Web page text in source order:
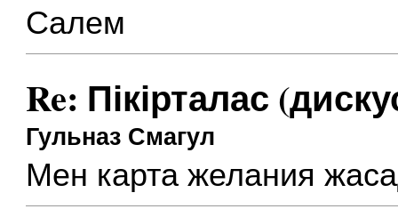
Салем
Re: Пікірталас
Гульназ Смагул
Мен карта желания